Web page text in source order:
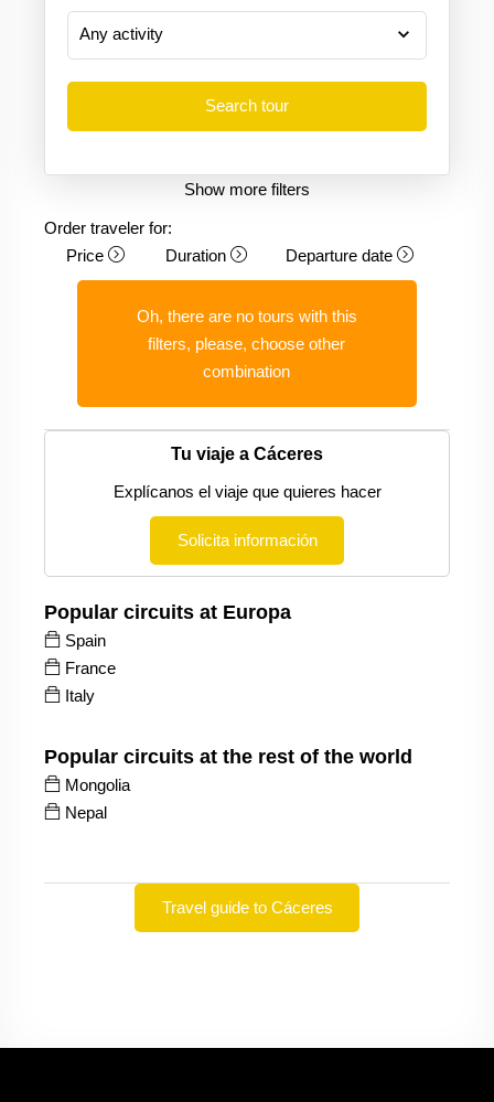
Show more filters
Order traveler for:
Price
Duration Departure date
Oh, there are no tours with this
filters, please, choose other
combination
Tu viaje a Cáceres
Explícanos el viaje que quieres hacer
Solicita información
Popular circuits at Europa
Spain
France
Italy
Popular circuits at the rest of the world
Mongolia
Nepal
Travel guide to Cáceres